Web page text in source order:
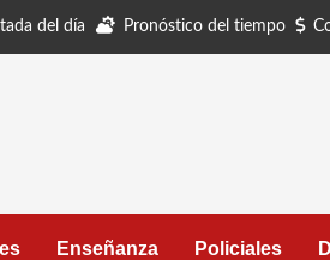
del día Pronóstico del tiempo
Enseñanza Policiales